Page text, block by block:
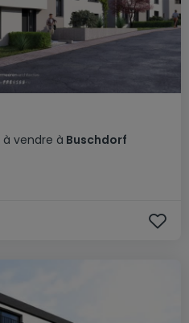
à vendre à Buschdorf